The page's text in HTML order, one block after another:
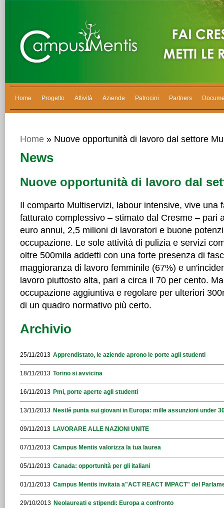
Home Progetto Attività Aziende Patrocini Partners
Home » Nuove opportunità di lavoro dal settore
News
Nuove opportunità di lavoro dal
Il comparto Multiservizi, labour intensive, vive una
fatturato complessivo – stimato dal Cresme – pari
euro annui, 2,5 milioni di lavoratori e buone
occupazione. Le sole attività di pulizia e servizi
oltre 500mila addetti con una forte presenza di
maggioranza di lavoro femminile (67%) e
lavoro piuttosto alta, pari a circa il 70 per cento.
occupazione aggiuntiva e regolare per ulteriori
di un quadro normativo più certo.
Archivio
25/11/2013 Apprendistato, le aziende aprono le porte agli studenti
18/11/2013 Torino si avvicina
16/11/2013 Pmi, porte aperte agli studenti
13/11/2013 Nestlé punta sui giovani in Europa: mille assunzioni under
09/11/2013 LAVORARE ALLE NAZIONI UNITE
07/11/2013 Campus Mentis valorizza la tua laurea
05/11/2013 Canada: opportunità per gli italiani
01/11/2013 Campus Mentis invitata a"ACT REACT IMPACT" del
29/10/2013 Neolaureati e stipendi: Europa a confronto